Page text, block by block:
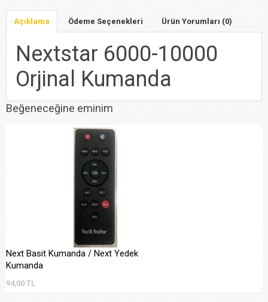
Açıklama Ödeme Seçenekleri Ürün Yorumları (0)
Nextstar 6000-10000
Orjinal Kumanda
Beğeneceğine eminim
Next Basit Kumanda / Next Yedek
Kumanda
94,00 TL